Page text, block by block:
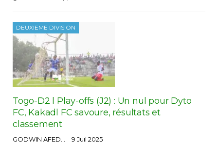
DEUXIEME DIVISION
Togo-D2 l Play-offs (J2) : Un nul pour Dyto
FC, Kakadl FC savoure, résultats et
classement
9 Juil 2025